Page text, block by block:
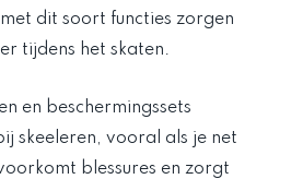
dit soort functies zorgen
tijdens het skaten.
en beschermingssets
skeeleren, vooral als je net
blessures en zorgt